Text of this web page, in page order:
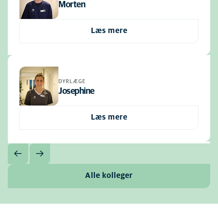
Morten
Læs mere
DYRLÆGE
Josephine
Læs mere
Alle kolleger